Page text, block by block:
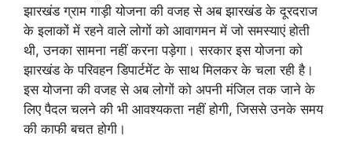
झारखंड ग्राम गाड़ी योजना की वजह से अब झारखंड के दूरदराज
के इलाकों में रहने वाले लोगों को आवागमन में जो समस्याएं होती
थी, उनका सामना नहीं करना पड़ेगा। सरकार इस योजना को
झारखंड के परिवहन डिपार्टमेंट के साथ मिलकर के चला रही है।
इस योजना की वजह से अब लोगों को अपनी मंजिल तक जाने के
लिए पैदल चलने की भी आवश्यकता नहीं होगी, जिससे उनके समय
की काफी बचत होगी।